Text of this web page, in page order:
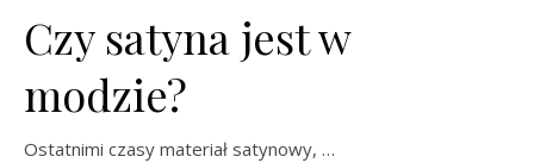
Czy satyna jest w
modzie?
Ostatnimi czasy materiał satynowy, …